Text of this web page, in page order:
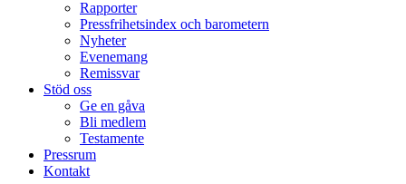
Rapporter
Pressfrihetsindex och barometern
Nyheter
Evenemang
Remissvar
Stöd oss
Ge en gåva
Bli medlem
Testamente
Pressrum
Kontakt